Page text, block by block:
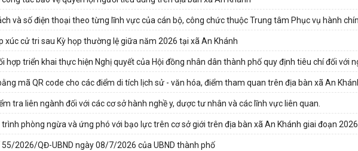
và số điện thoại theo từng lĩnh vực của cán bộ, công chức thuộc Trung tâm Phục vụ hành
xúc cử tri sau Kỳ họp thường lệ giữa năm 2026 tại xã An Khánh
hợp triển khai thực hiện Nghị quyết của Hội đồng nhân dân thành phố quy định tiêu chí đối với
mã QR code cho các điểm di tích lịch sử - văn hóa, điểm tham quan trên địa bàn xã An
tra liên ngành đối với các cơ sở hành nghề y, dược tư nhân và các lĩnh vực liên quan.
phòng ngừa và ứng phó với bạo lực trên cơ sở giới trên địa bàn xã An Khánh giai đoạn
2026/QĐ-UBND ngày 08/7/2026 của UBND thành phố